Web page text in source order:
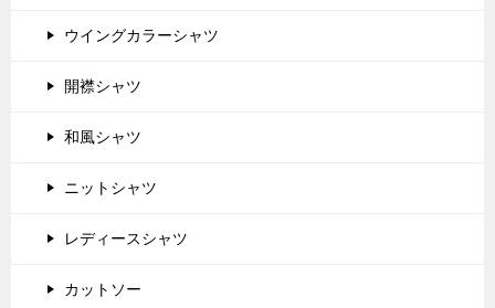
ウイングカラーシャツ
開襟シャツ
和風シャツ
ニットシャツ
レディースシャツ
カットソー